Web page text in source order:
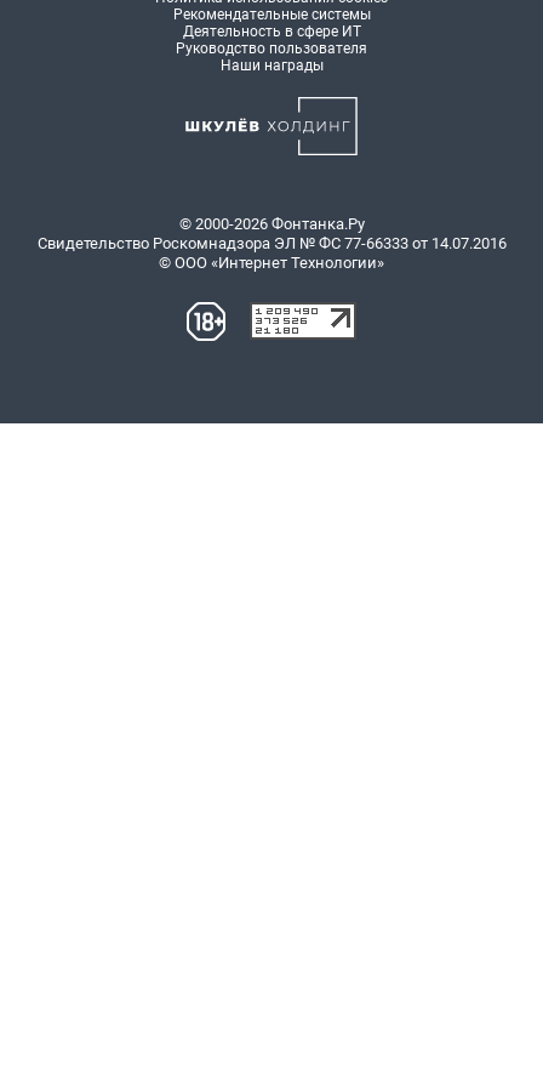
Рекомендательные системы
Деятельность в сфере ИТ
Руководство пользователя
Наши награды
© 2000-2026 Фонтанка.Ру
Свидетельство Роскомнадзора ЭЛ № ФС 77-66333 от 14.07.2016
© ООО «Интернет Технологии»